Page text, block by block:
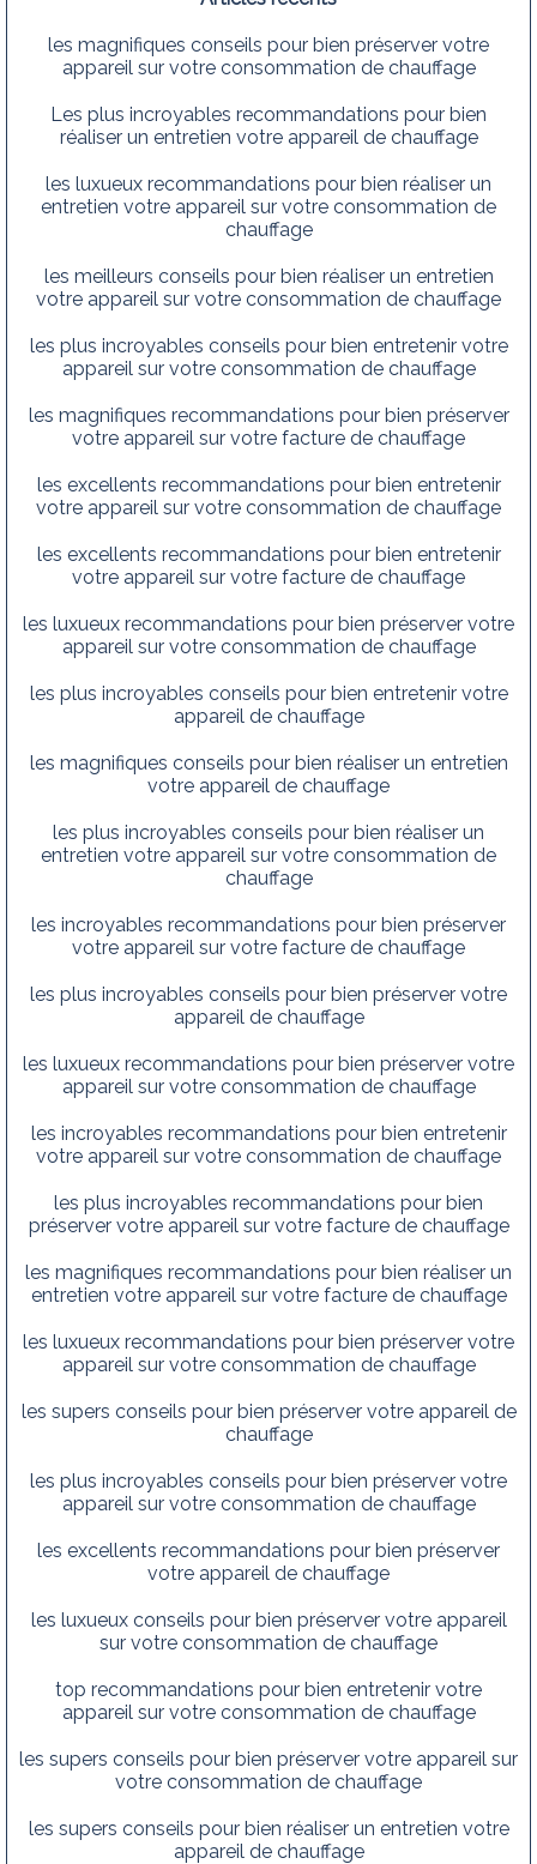
les magnifiques conseils pour bien préserver votre
appareil sur votre consommation de chauffage
Les plus incroyables recommandations pour bien
réaliser un entretien votre appareil de chauffage
les luxueux recommandations pour bien réaliser un
entretien votre appareil sur votre consommation de
chauffage
les meilleurs conseils pour bien réaliser un entretien
votre appareil sur votre consommation de chauffage
les plus incroyables conseils pour bien entretenir votre
appareil sur votre consommation de chauffage
les magnifiques recommandations pour bien préserver
votre appareil sur votre facture de chauffage
les excellents recommandations pour bien entretenir
votre appareil sur votre consommation de chauffage
les excellents recommandations pour bien entretenir
votre appareil sur votre facture de chauffage
les luxueux recommandations pour bien préserver votre
appareil sur votre consommation de chauffage
les plus incroyables conseils pour bien entretenir votre
appareil de chauffage
les magnifiques conseils pour bien réaliser un entretien
votre appareil de chauffage
les plus incroyables conseils pour bien réaliser un
entretien votre appareil sur votre consommation de
chauffage
les incroyables recommandations pour bien préserver
votre appareil sur votre facture de chauffage
les plus incroyables conseils pour bien préserver votre
appareil de chauffage
les luxueux recommandations pour bien préserver votre
appareil sur votre consommation de chauffage
les incroyables recommandations pour bien entretenir
votre appareil sur votre consommation de chauffage
les plus incroyables recommandations pour bien
préserver votre appareil sur votre facture de chauffage
les magnifiques recommandations pour bien réaliser un
entretien votre appareil sur votre facture de chauffage
les luxueux recommandations pour bien préserver votre
appareil sur votre consommation de chauffage
les supers conseils pour bien préserver votre appareil de
chauffage
les plus incroyables conseils pour bien préserver votre
appareil sur votre consommation de chauffage
les excellents recommandations pour bien préserver
votre appareil de chauffage
les luxueux conseils pour bien préserver votre appareil
sur votre consommation de chauffage
top recommandations pour bien entretenir votre
appareil sur votre consommation de chauffage
les supers conseils pour bien préserver votre appareil sur
votre consommation de chauffage
les supers conseils pour bien réaliser un entretien votre
appareil de chauffage